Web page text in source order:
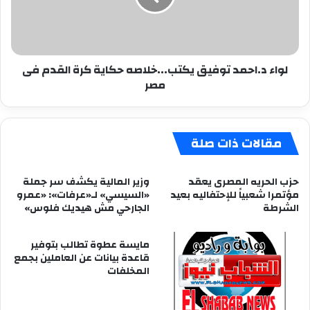
مصر
لواء د.احمد توفيق يكتب...خلاصه حكاية كرة القدم فى
مصر
مقالات ذات صلة
حزب الحريه المصرى يعقد
مؤتمرا شعبياً للإحتفاليه بعيد
الشرطة
وزير المالية يكشف سر جملة
«السيسي» لـ«عرفات»: «عمرو
الجارحي مش هيديك فلوس»
مايسة عطوة تطالب بتوفير
قاعدة بيانات عن العاملين بجمع
المخلفات